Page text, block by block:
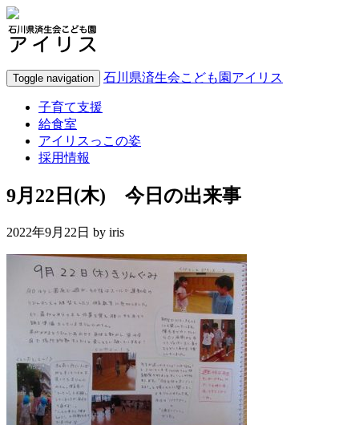
Toggle navigation 石川県済生会こども園アイリス
子育て支援
給食室
アイリスっこの姿
採用情報
9月22日(木) 今日の出来事
2022年9月22日 by iris